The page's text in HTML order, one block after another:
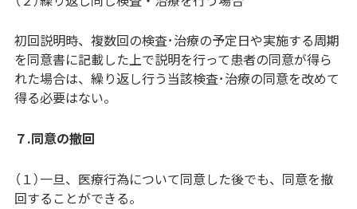
初回説明時、複数回の検査･治療の予定日や実施する周期
を同意書に記載した上で説明を行って患者の同意が得ら
れた場合は、繰り返し行う当該検査･治療の同意を改めて
得る必要はない。
７.同意の撤回
（１）一旦、医療行為について同意した後でも、同意を撤
回することができる。